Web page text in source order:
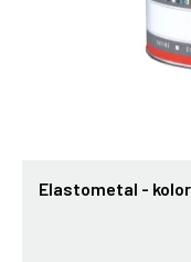
Elastometal -